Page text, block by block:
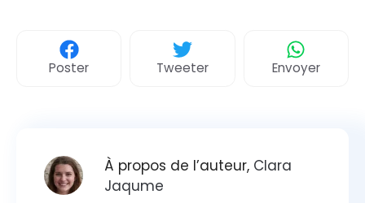
Poster Tweeter Envoyer
À propos de l’auteur, Clara
Jaqume